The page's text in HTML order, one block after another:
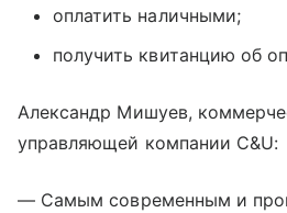
оплатить наличными;
получить квитанцию об
Александр Мишуев,
управляющей компании C&U:
— Самым современным и